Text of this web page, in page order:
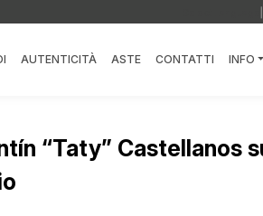
AUTENTICITÀ ASTE CONTATTI INFO
“Taty” Castellanos